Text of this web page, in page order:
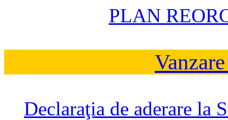
PLAN
Declaraţia de aderare la